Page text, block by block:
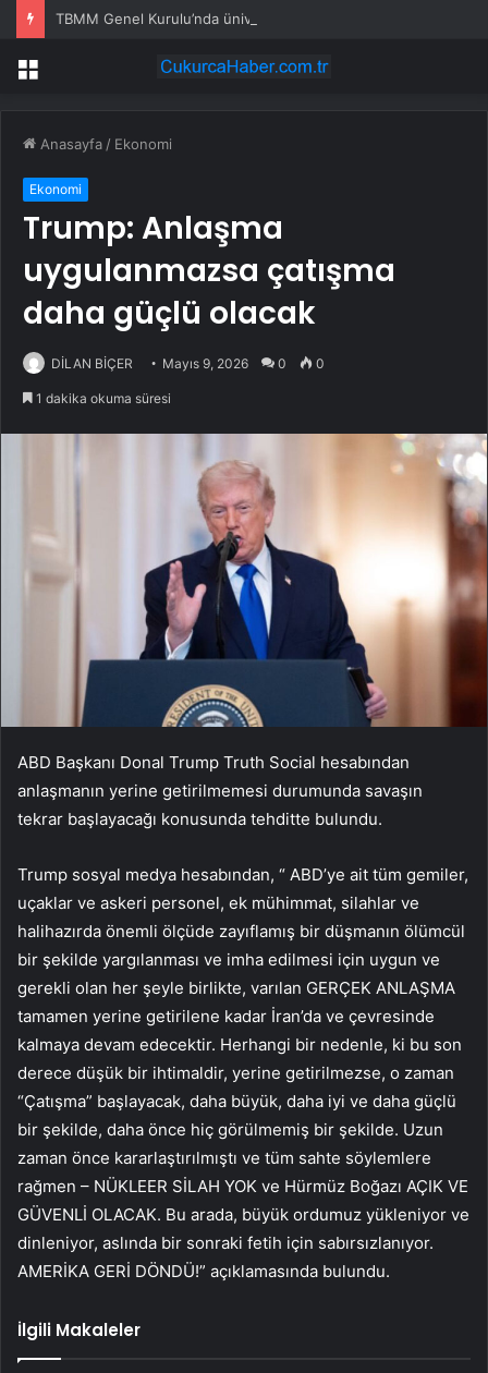
Menü
Anasayfa / Ekonomi
Ekonomi
Trump: Anlaşma
uygulanmazsa çatışma
daha güçlü olacak
DİLAN BİÇER Mayıs 9, 2026 0 0
1 dakika okuma süresi
ABD Başkanı Donal Trump Truth Social hesabından
anlaşmanın yerine getirilmemesi durumunda savaşın
tekrar başlayacağı konusunda tehditte bulundu.
Trump sosyal medya hesabından, “ ABD’ye ait tüm gemiler,
uçaklar ve askeri personel, ek mühimmat, silahlar ve
halihazırda önemli ölçüde zayıflamış bir düşmanın ölümcül
bir şekilde yargılanması ve imha edilmesi için uygun ve
gerekli olan her şeyle birlikte, varılan GERÇEK ANLAŞMA
tamamen yerine getirilene kadar İran’da ve çevresinde
kalmaya devam edecektir. Herhangi bir nedenle, ki bu son
derece düşük bir ihtimaldir, yerine getirilmezse, o zaman
“Çatışma” başlayacak, daha büyük, daha iyi ve daha güçlü
bir şekilde, daha önce hiç görülmemiş bir şekilde. Uzun
zaman önce kararlaştırılmıştı ve tüm sahte söylemlere
rağmen – NÜKLEER SİLAH YOK ve Hürmüz Boğazı AÇIK VE
GÜVENLİ OLACAK. Bu arada, büyük ordumuz yükleniyor ve
dinleniyor, aslında bir sonraki fetih için sabırsızlanıyor.
AMERİKA GERİ DÖNDÜ!” açıklamasında bulundu.
İlgili Makaleler